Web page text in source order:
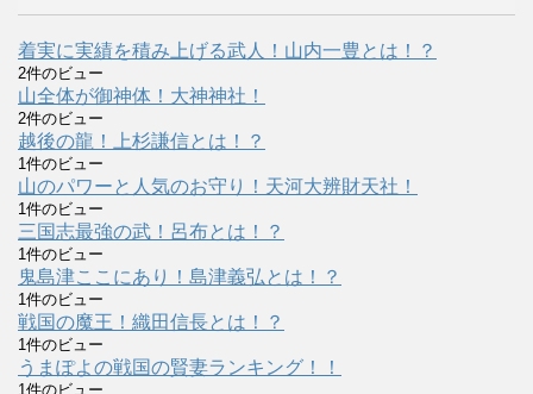
着実に実績を積み上げる武人！山内一豊とは！？
2件のビュー
山全体が御神体！大神神社！
2件のビュー
越後の龍！上杉謙信とは！？
1件のビュー
山のパワーと人気のお守り！天河大辨財天社！
1件のビュー
三国志最強の武！呂布とは！？
1件のビュー
鬼島津ここにあり！島津義弘とは！？
1件のビュー
戦国の魔王！織田信長とは！？
1件のビュー
うまぽよの戦国の賢妻ランキング！！
1件のビュー